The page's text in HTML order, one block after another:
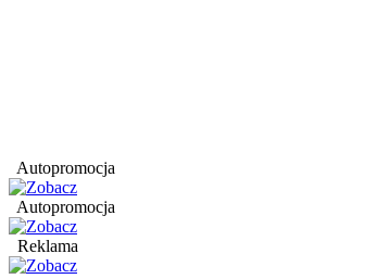
Autopromocja
Autopromocja
Reklama